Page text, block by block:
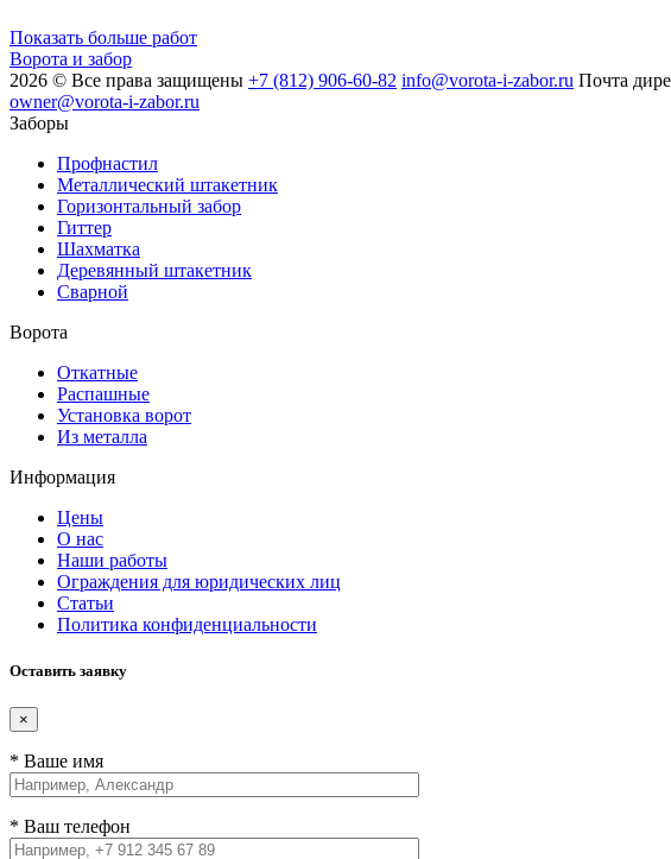
Показать больше работ
Ворота и забор
2026 © Все права защищены +7 (812) 906-60-82 info@vorota-i-zabor.ru Почта
owner@vorota-i-zabor.ru
Заборы
Профнастил
Металлический штакетник
Горизонтальный забор
Гиттер
Шахматка
Деревянный штакетник
Сварной
Ворота
Откатные
Распашные
Установка ворот
Из металла
Информация
Цены
О нас
Наши работы
Ограждения для юридических лиц
Статьи
Политика конфиденциальности
Оставить заявку
×
* Ваше имя
* Ваш телефон